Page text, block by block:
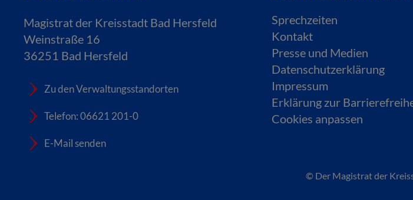
Magistrat der Kreisstadt Bad Hersfeld
Weinstraße 16
36251 Bad Hersfeld
Zu den Verwaltungsstandorten
Telefon: 06621 201-0
E-Mail senden
Sprechzeiten
Kontakt
Presse und Medien
Datenschutzerklärung
Impressum
Erklärung zur
Cookies anpassen
© Der Magistrat der